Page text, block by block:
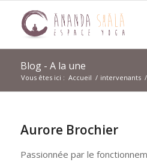
Blog - A la une
Vous êtes ici : Accueil / intervenants /
Aurore Brochier
Passionnée par le